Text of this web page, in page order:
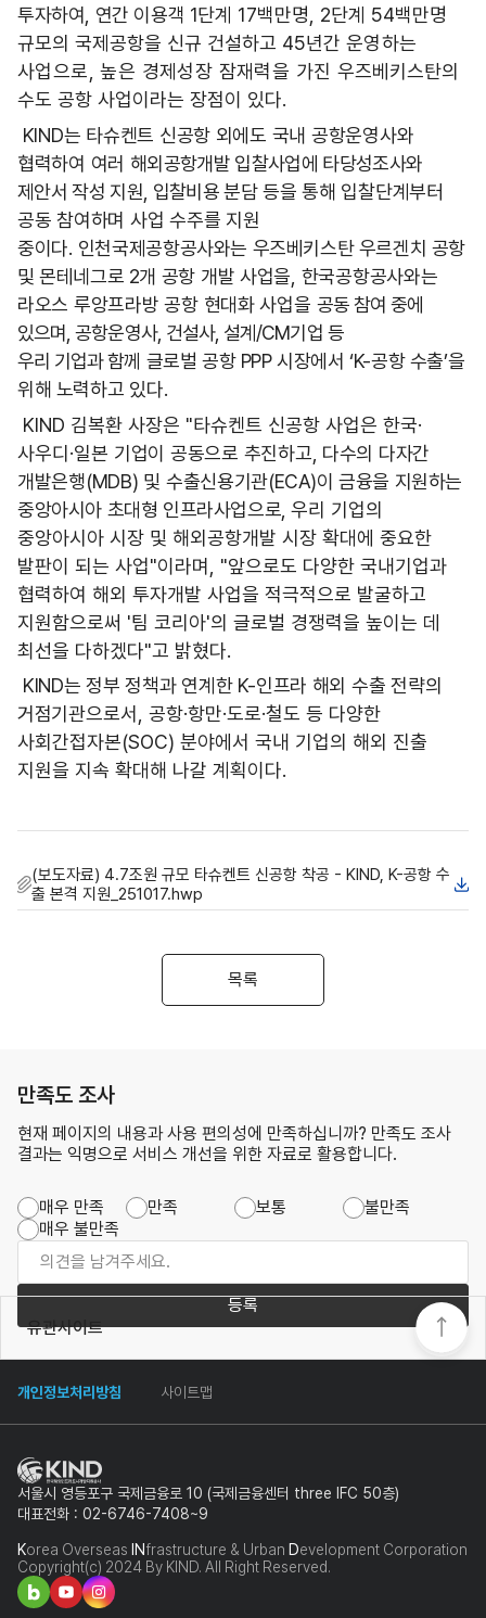
투자하여, 연간 이용객 1단계 17백만명 , 2단계 54백만명
규모의 국제공항을 신규 건설하고 45년간 운영하는
사업으로, 높은 경제성장 잠재력을 가진 우즈베키스탄의
수도 공항 사업이라는 장점이 있다.
KIND는 타슈켄트 신공항 외에도 국내 공항운영사와
협력하여 여러 해외공항개발 입찰사업에 타당성조사와
제안서 작성 지원, 입찰비용 분담 등을 통해 입찰단계부터
공동 참여하며 사업 수주를 지원
중이다. 인천국제공항공사와는 우즈베키스탄 우르겐치 공항
및 몬테네그로 2개 공항 개발 사업을, 한국공항공사와는
라오스 루앙프라방 공항 현대화 사업을 공동 참여 중에
있으며, 공항운영사, 건설사, 설계/CM기업 등
우리 기업과함께 글로벌 공항 PPP 시장에서 ‘K-공항 수출’을
위해 노력하고 있다.
KIND 김복환 사장은 "타슈켄트 신공항 사업은 한국·
사우디·일본 기업이 공동으로 추진하고, 다수의 다자간
개발은행(MDB) 및 수출신용기관(ECA)이 금융을 지원하는
중앙아시아 초대형 인프라사업으로, 우리 기업의
중앙아시아 시장 및 해외공항개발 시장 확대에 중요한
발판이 되는 사업"이라며 , "앞으로도 다양한 국내기업과
협력하여 해외 투자개발 사업을 적극적으로 발굴하고
지원함으로써 '팀 코리아'의 글로벌 경쟁력을 높이는 데
최선을 다하겠다"고 밝혔다.
KIND는 정부 정책과 연계한 K-인프라 해외 수출 전략의
거점기관으로서 공항·항만·도로·철도 등 다양한
사회간접자본(SOC) 분야에서 국내 기업의 해외 진출
지원을 지속 확대해 나갈 계획이다.
(보도자료) 4.7조원 규모 타슈켄트 신공항 착공 - KIND, K-공항 수
출 본격 지원_251017.hwp
목록
만족도 조사
현재 페이지의 내용과 사용 편의성에 만족하십니까? 만족도 조사
결과는 익명으로 서비스 개선을 위한 자료로 활용합니다.
매우 만족 만족 보통
불만족
매우 불만족
등록
개인정보처리방침 사이트맵
유관사이트
서울시 영등포구 국제금융로 10 (국제금융센터 three IFC 50층)
대표전화 : 02-6746-7408~9
Korea Overseas INfrastructure & Urban Development Corporation
Copyright(c) 2024 By KIND. All Right Reserved.